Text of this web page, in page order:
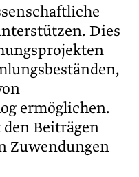
Dies
ermöglichen.
Beiträgen
Zuwendungen